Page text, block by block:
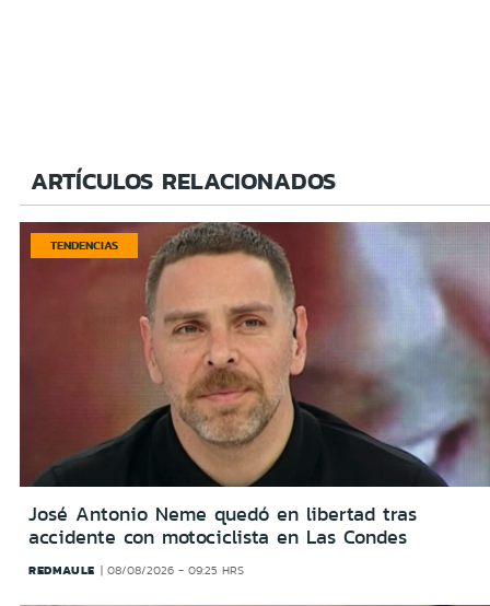
ARTÍCULOS RELACIONADOS
TENDENCIAS
José Antonio Neme quedó en libertad tras
accidente con motociclista en Las Condes
REDMAULE 08/08/2026 - 09:25 HRS